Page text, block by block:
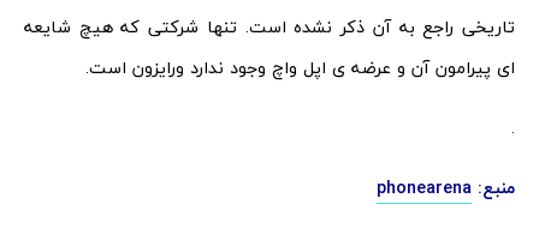
تاریخی راجع به آن ذکر نشده است. تنها شرکتی که هیچ شایعه
ای پیرامون آن و عرضه ی اپل واچ وجود ندارد ورایزون است.
.
منبع: phonearena